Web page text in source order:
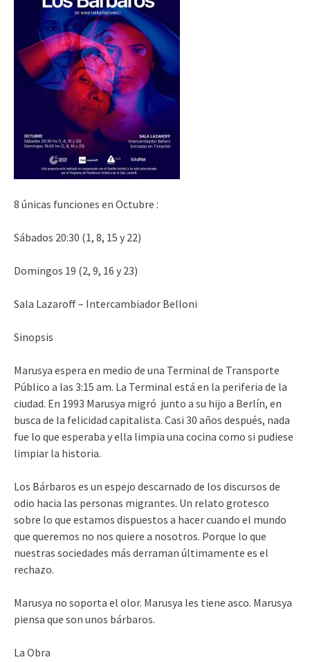
8 únicas funciones en Octubre :
Sábados 20:30 (1, 8, 15 y 22)
Domingos 19 (2, 9, 16 y 23)
Sala Lazaroff – Intercambiador Belloni
Sinopsis
Marusya espera en medio de una Terminal de Transporte
Público a las 3:15 am. La Terminal está en la periferia de la
ciudad. En 1993 Marusya migró junto a su hijo a Berlín, en
busca de la felicidad capitalista. Casi 30 años después, nada
fue lo que esperaba y ella limpia una cocina como si pudiese
limpiar la historia.
Los Bárbaros es un espejo descarnado de los discursos de
odio hacia las personas migrantes. Un relato grotesco
sobre lo que estamos dispuestos a hacer cuando el mundo
que queremos no nos quiere a nosotros. Porque lo que
nuestras sociedades más derraman últimamente es el
rechazo.
Marusya no soporta el olor. Marusya les tiene asco. Marusya
piensa que son unos bárbaros.
La Obra